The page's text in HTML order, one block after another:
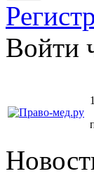
Войти